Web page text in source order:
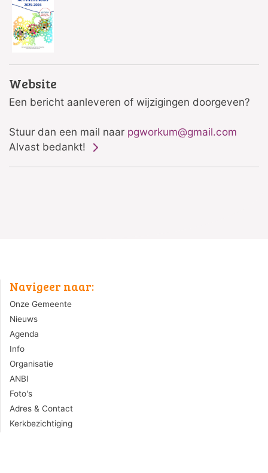
Website
Een bericht aanleveren of wijzigingen doorgeven?
Stuur dan een mail naar pgworkum@gmail.com
Alvast bedankt!
Navigeer naar:
Onze Gemeente
Nieuws
Agenda
Info
Organisatie
ANBI
Foto's
Adres & Contact
Kerkbezichtiging